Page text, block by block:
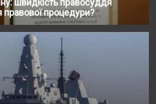
швидкість правосуддя
процедури?